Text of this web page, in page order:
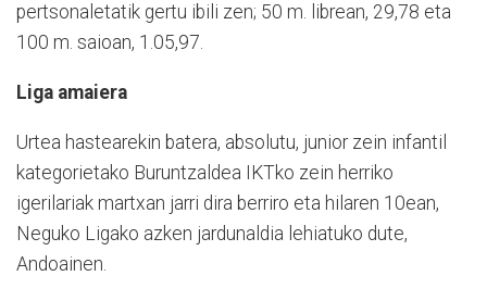
pertsonaletatik gertu ibili zen; 50 m. librean, 29,78 eta
100 m. saioan, 1.05,97.
Liga amaiera
Urtea hastearekin batera, absolutu, junior zein infantil
kategorietako Buruntzaldea IKTko zein herriko
igerilariak martxan jarri dira berriro eta hilaren 10ean,
Neguko Ligako azken jardunaldia lehiatuko dute,
Andoainen.